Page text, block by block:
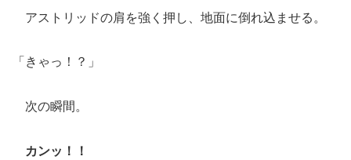
アストリッドの肩を強く押し、地面に倒れ込ませる。
「きゃっ！？」
次の瞬間。
カンッ！！